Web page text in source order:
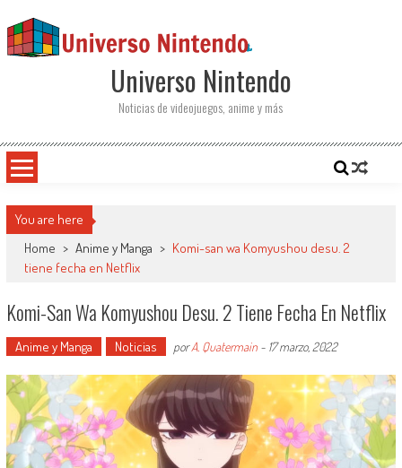
Universo Nintendo
Noticias de videojuegos, anime y más
You are here
Home > Anime y Manga > Komi-san wa Komyushou desu. 2
tiene fecha en Netflix
Komi-San Wa Komyushou Desu. 2 Tiene Fecha En Netflix
Anime y Manga Noticias porA. Quatermain- 17 marzo, 2022